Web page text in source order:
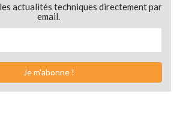
actualités techniques directement par
email.
Je m'abonne !